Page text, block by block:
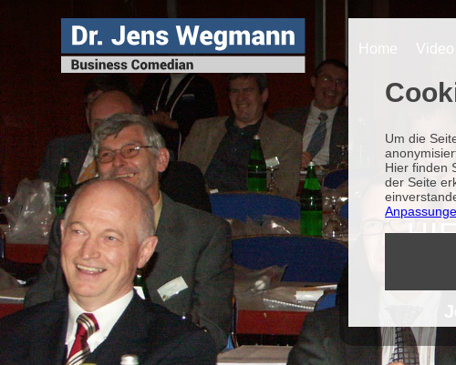
Home Video
Um die
Hier finden
der Seite